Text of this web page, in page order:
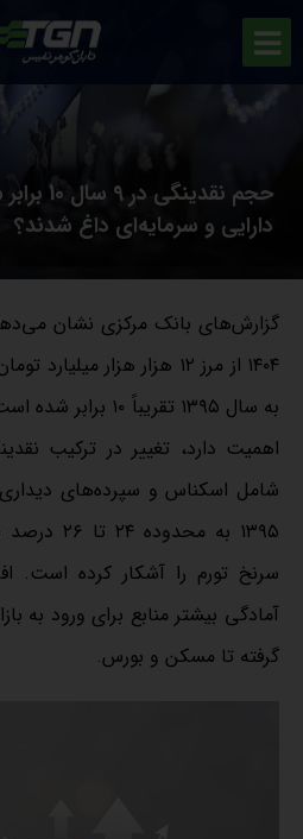
حجم
دارایی و سرمایه‌ای داغ شدند؟
گزارش‌های بانک مرکزی نشان
۱۴۰۴ از مرز ۱۲ هزار هزار
به سال ۱۳۹۵
اهمیت دارد، تغییر در ترکیب
۱۳۹۵ به
سرنخ تورم را آشکار کرده است.
آمادگی بیشتر منابع برای ورود به
گرفته تا مسکن و بورس.